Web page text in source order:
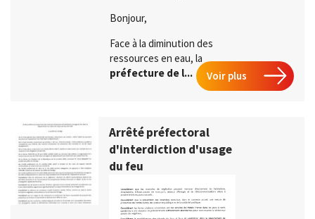
Bonjour,
Face à la diminution des
ressources en eau, la
préfecture de l...
Voir plus
Arrêté préfectoral
d'interdiction d'usage
du feu